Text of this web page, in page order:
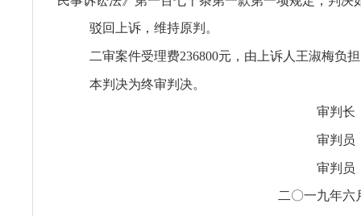
驳回上诉，维持原判。
二审案件受理费236800元，由上诉人王淑梅负
本判决为终审判决。
审判
审判
审判
二〇一九年六